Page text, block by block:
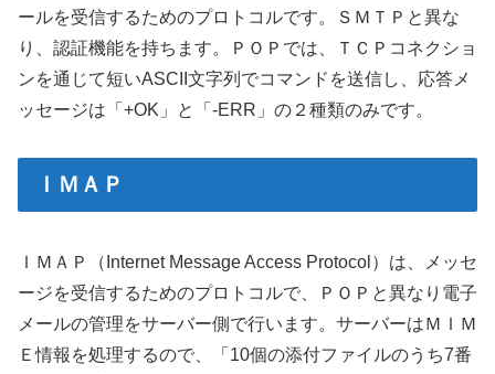
ールを受信するためのプロトコルです。ＳＭＴＰと異な
り、認証機能を持ちます。ＰＯＰでは、ＴＣＰコネクショ
ンを通じて短いASCII文字列でコマンドを送信し、応答メ
ッセージは「+OK」と「-ERR」の２種類のみです。
ＩＭＡＰ
ＩＭＡＰ（Internet Message Access Protocol）は、メッセ
ージを受信するためのプロトコルで、ＰＯＰと異なり電子
メールの管理をサーバー側で行います。サーバーはＭＩＭ
Ｅ情報を処理するので、「10個の添付ファイルのうち7番